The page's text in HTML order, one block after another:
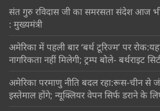
संत गुरु रविदास जी का समरसता संदेश आज भी
: मुख्यमंत्री
अमेरिका में पहली बार ‘बर्थ टूरिज्म’ पर
नागरिकता नहीं मिलेगी; ट्रम्प बोले- बर्थराइट
अमेरिका परमाणु नीति बदल रहा:रूस-चीन से
इस्तेमाल होंगे; न्यूक्लियर वेपन सिर्फ डराने के